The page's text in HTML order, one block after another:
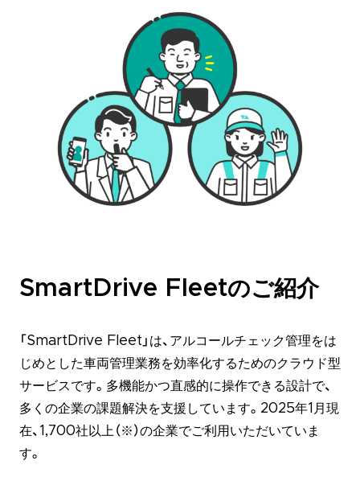
SmartDrive Fleetのご紹介
「SmartDrive Fleet」は、アルコールチェック管理をは
じめとした車両管理業務を効率化するためのクラウド型
サービスです。多機能かつ直感的に操作できる設計で、
多くの企業の課題解決を支援しています。2025年1月現
在、1,700社以上（※）の企業でご利用いただいていま
す。